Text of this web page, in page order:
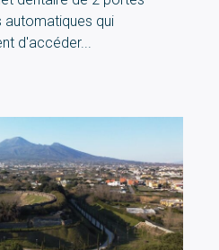
automatiques qui
d'accéder...